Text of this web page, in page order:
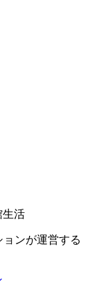
生活
ンが運営する